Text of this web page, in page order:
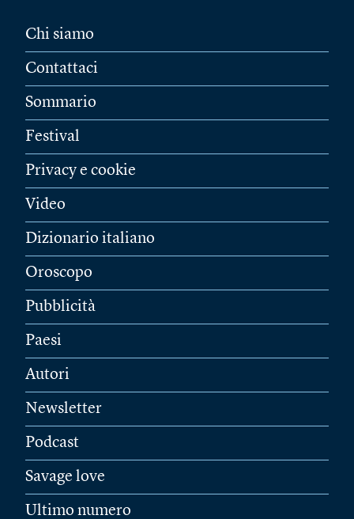
Chi siamo
Contattaci
Sommario
Festival
Privacy e cookie
Video
Dizionario italiano
Oroscopo
Pubblicità
Paesi
Autori
Newsletter
Podcast
Savage love
Ultimo numero